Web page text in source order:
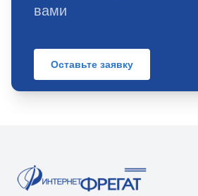
вами
Оставьте заявку